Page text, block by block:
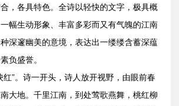
，各具特色。全诗以轻快的文字，极具概
幅生动形象、丰富多彩而又有气魄的江南
深邃幽美的意境，表达出一缕缕含蓄深蕴
负盛誉。
红”。诗一开头，诗人放开视野，由眼前春
大地。千里江南，到处莺歌燕舞，桃红柳